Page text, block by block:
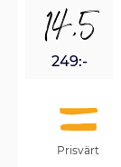
14,5
249:-
Prisvärt